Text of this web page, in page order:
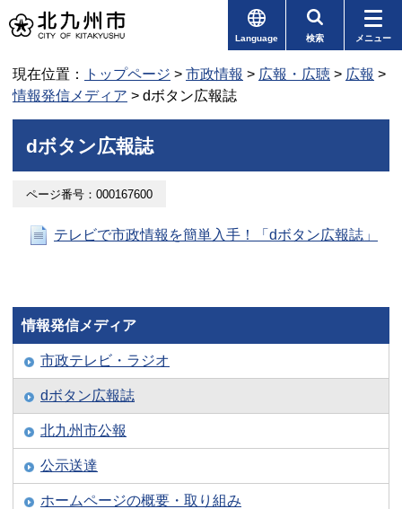
Language 検索 メニュー
現在位置： トップページ > 市政情報 > 広報・広聴 > 広報 >
情報発信メディア > dボタン広報誌
dボタン広報誌
ページ番号：000167600
テレビで市政情報を簡単入手！「dボタン広報誌」
情報発信メディア
市政テレビ・ラジオ
dボタン広報誌
北九州市公報
公示送達
ホームページの概要・取り組み